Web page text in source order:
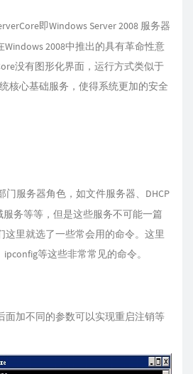
即Windows Server 2008 服务器
2008中推出的具有革命性意
没有图形化界面，运行方式类似于
核心基础服务，使得系统更加的安全
门服务器角色，如文件服务器、DHCP
服务等等，但是这些服务不可能一篇
这里就选了一些常会用的命令。这里
等这些非常常见的命令。
面加不同的参数可以实现重启注销等